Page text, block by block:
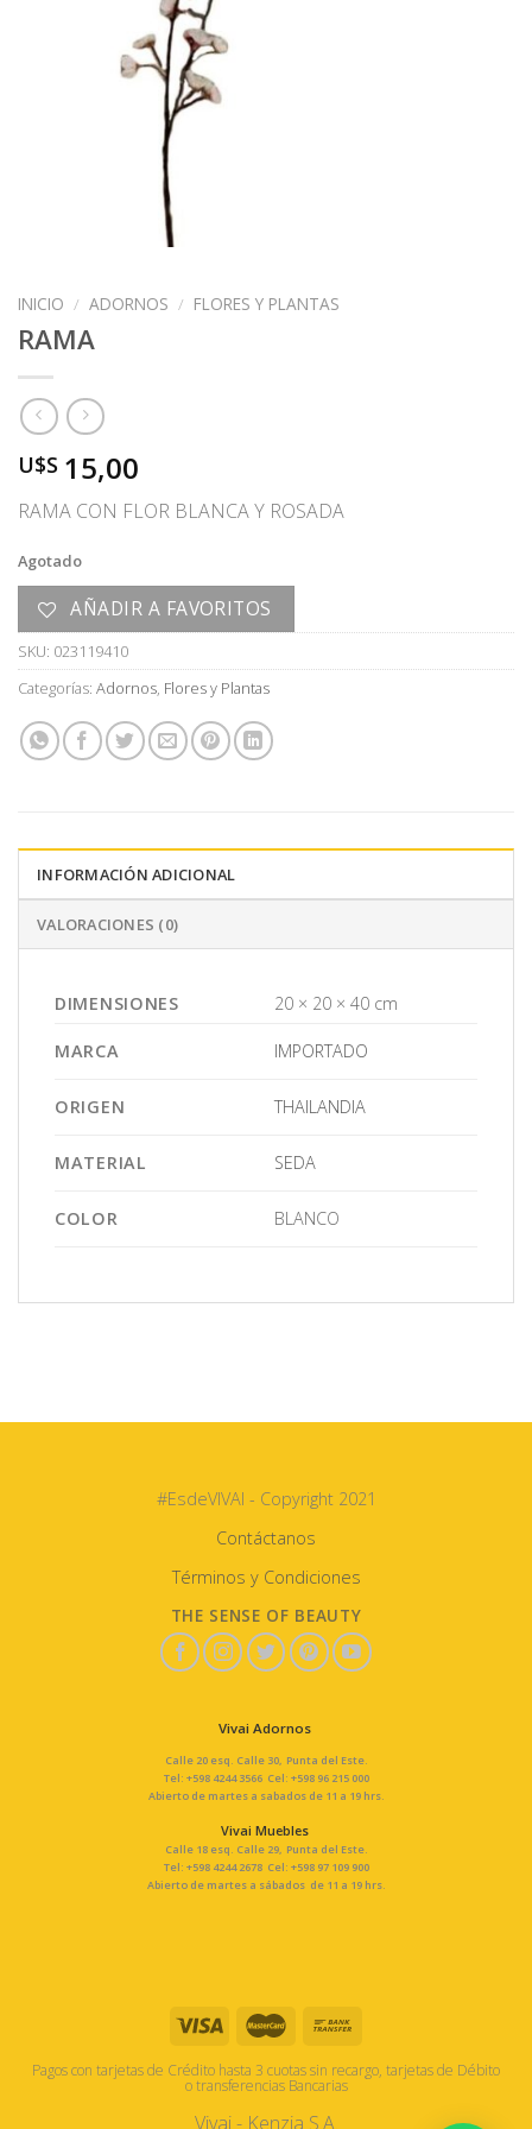
INICIO / ADORNOS / FLORES Y PLANTAS
RAMA
U$S 15,00
RAMA CON FLOR BLANCA Y ROSADA
Agotado
AÑADIR A FAVORITOS
SKU: 023119410
Categorías: Adornos, Flores y Plantas
INFORMACIÓN ADICIONAL
VALORACIONES (0)
DIMENSIONES 20 × 20 × 40 cm
MARCA IMPORTADO
ORIGEN THAILANDIA
MATERIAL SEDA
COLOR BLANCO
#EsdeVIVAI - Copyright 2021
Contáctanos
Términos y Condiciones
THE SENSE OF BEAUTY
Vivai Adornos
Calle 20 esq. Calle 30, Punta del Este.
Tel: +598 4244 3566 Cel: +598 96 215 000
Abierto de martes a sabados de 11 a 19 hrs.
Vivai Muebles
Calle 18 esq. Calle 29, Punta del Este.
Tel: +598 4244 2678 Cel: +598 97 109 900
Abierto de martes a sábados de 11 a 19 hrs.
Pagos con tarjetas de Crédito hasta 3 cuotas sin recargo, tarjetas de Débito
o transferencias Bancarias
Vivai - Kenzia S.A.